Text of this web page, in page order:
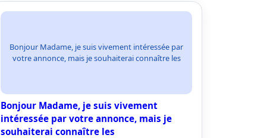
Bonjour Madame, je suis vivement intéressée par
votre annonce, mais je souhaiterai connaître les
Bonjour Madame, je suis vivement
intéressée par votre annonce, mais je
souhaiterai connaître les